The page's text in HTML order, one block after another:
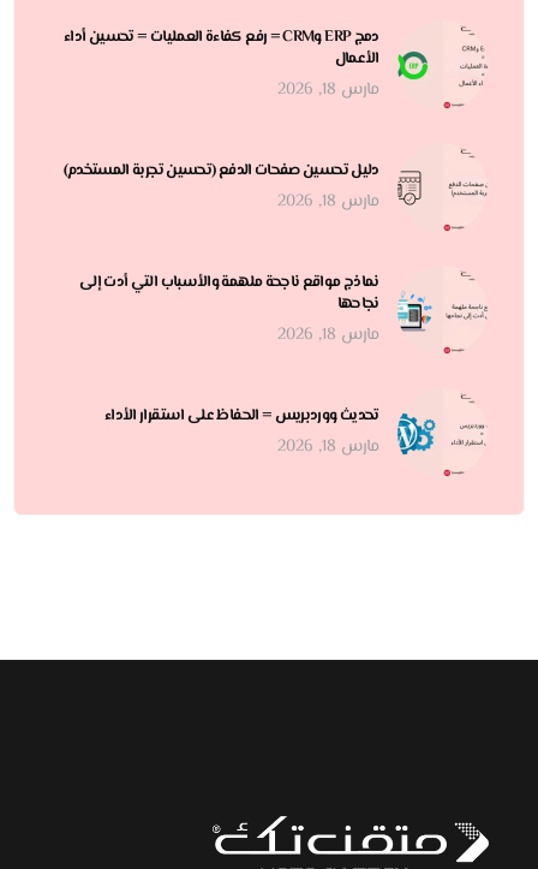
دمج ERP وCRM = رفع كفاءة العمليات = تحسين أداء
الأعمال
مارس 18, 2026
دليل تحسين صفحات الدفع (تحسين تجربة المستخدم)
مارس 18, 2026
نماذج مواقع ناجحة ملهمة والأسباب التي أدت إلى
نجاحها
مارس 18, 2026
تحديث ووردبريس = الحفاظ على استقرار الأداء
مارس 18, 2026